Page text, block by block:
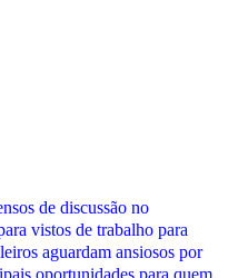
de discussão no
vistos de trabalho para
aguardam ansiosos por